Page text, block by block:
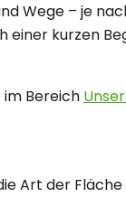
Wege – je
einer kurzen
im Bereich
Art der